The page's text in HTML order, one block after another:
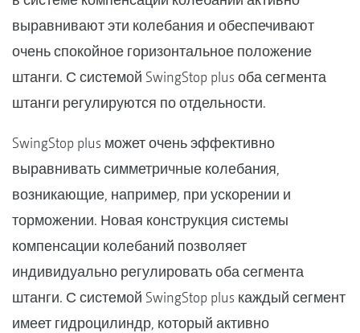
выравнивают эти колебания и обеспечивают
очень спокойное горизонтальное положение
штанги. С системой SwingStop plus оба сегмента
штанги регулируются по отдельности.
SwingStop plus может очень эффективно
выравнивать симметричные колебания,
возникающие, например, при ускорении и
торможении. Новая конструкция системы
компенсации колебаний позволяет
индивидуально регулировать оба сегмента
штанги. С системой SwingStop plus каждый сегмент
имеет гидроцилиндр, который активно